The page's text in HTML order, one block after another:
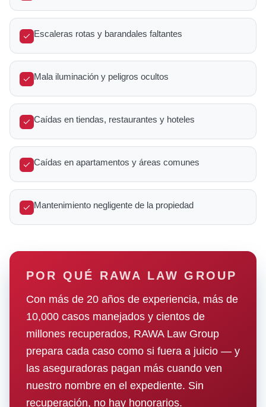
Escaleras rotas y barandales faltantes
Mala iluminación y peligros ocultos
Caídas en tiendas, restaurantes y hoteles
Caídas en apartamentos y áreas comunes
Mantenimiento negligente de la propiedad
POR QUÉ RAWA LAW GROUP
Con más de 20 años de experiencia, más de
10,000 casos manejados y cientos de
millones recuperados, RAWA Law Group
prepara cada caso como si fuera a juicio — y
las aseguradoras pagan más cuando ven
nuestro nombre en el expediente. Sin
recuperación, no hay honorarios.